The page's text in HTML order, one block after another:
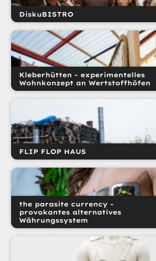
DiskuBISTRO
Kleberhütten - experimentelles
Wohnkonzept an Wertstoffhöfen
FLIP FLOP HAUS
the parasite currency -
provokantes alternatives
Währungssystem